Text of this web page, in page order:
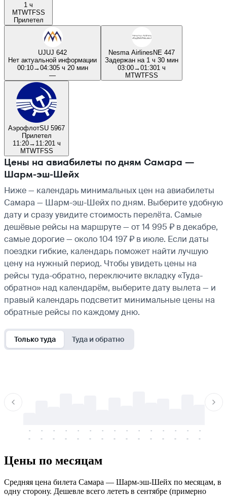
1 ч
MTWTFSS
Прилетел
UJUJ 642
Нет актуальной информации
00:10→04:305 ч 20 мин
—
Nesma AirlinesNE 447
Задержан на 1 ч 30 мин
03:00→01:301 ч
MTWTFSS
АэрофлотSU 5967
Прилетел
11:20→ 11:201 ч
MTWTFSS
Цены на авиабилеты по дням Самара —
Шарм-эш-Шейх
Ниже — календарь минимальных цен на авиабилеты
Самара — Шарм-эш-Шейх по дням. Выберите удобную
дату и сразу увидите стоимость перелёта. Самые
дешёвые рейсы на маршруте — от 14 995 ₽ в декабре,
самые дорогие — около 104 197 ₽ в июле. Если даты
поездки гибкие, календарь поможет найти лучшую
цену на нужный период. Чтобы увидеть цены на
рейсы туда-обратно, переключите вкладку «Туда-
обратно» над календарём, выберите дату вылета — и
правый календарь подсветит минимальные цены на
обратные рейсы по каждому дню.
Только туда Туда и обратно
-
-
-
-
-
-
-
-
-
-
-
-
-
-
-
-
-
-
-
-
-
-
-
-
-
-
-
-
-
-
Цены по месяцам
Средняя цена билета Самара — Шарм-эш-Шейх по месяцам, в
одну сторону. Дешевле всего лететь в сентябре (примерно